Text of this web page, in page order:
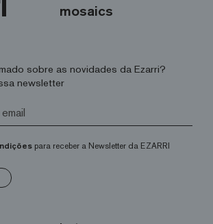
mosaics
sobre as novidades da Ezarri?
newsletter
para receber a Newsletter da EZARRI